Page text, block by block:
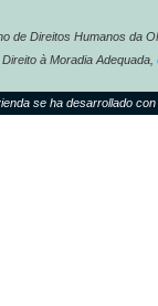
de Direitos Humanos da
à Moradia Adequada,
se ha desarrollado